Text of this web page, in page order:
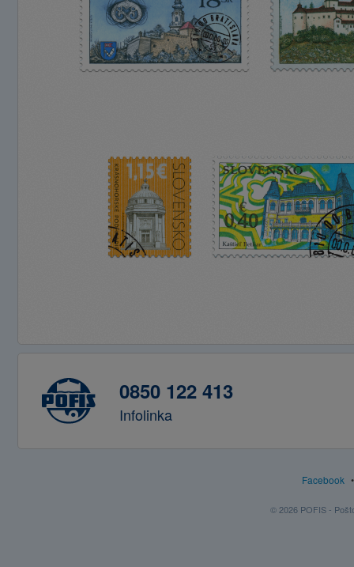
0850 122 413
Infolinka
Facebook
© 2026 POFIS -